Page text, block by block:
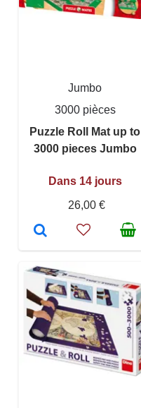
Jumbo
3000 pièces
Puzzle Roll Mat up to
3000 pieces Jumbo
Dans 14 jours
26,00 €